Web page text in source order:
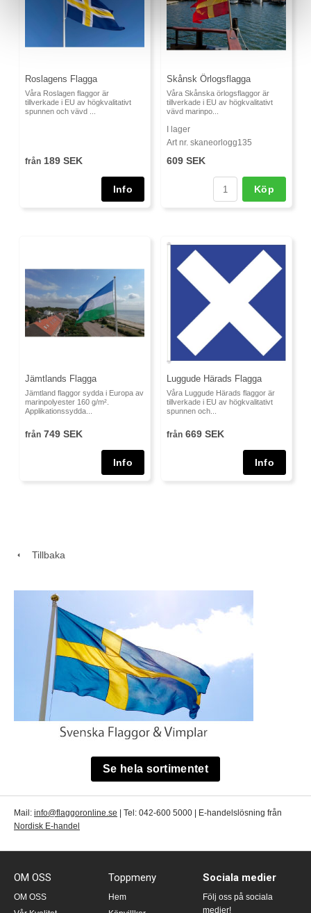
Roslagens Flagga
Våra Roslagen flaggor är
tillverkade i EU av högkvalitativt
spunnen och vävd ...
från 189 SEK
Skånsk Örlogsflagga
Våra Skånska örlogsflaggor är
tillverkade i EU av högkvalitativt
vävd marinpo...
I lager
Art nr. skaneorlogg135
609 SEK
Köp
Jämtlands Flagga
Jämtland flaggor sydda i Europa av
marinpolyester 160 g/m².
Applikationssydda...
från 749 SEK
Luggude Härads Flagga
Våra Luggude Härads flaggor är
tillverkade i EU av högkvalitativt
spunnen och...
från 669 SEK
Tillbaka
Se hela sortimentet
Mail: info@flaggoronline.se | Tel: 042-600 5000 | E-handelslösning från
Nordisk E-handel
OM OSS
OM OSS
Toppmeny
Hem
Sociala medier
Följ oss på sociala
medier!